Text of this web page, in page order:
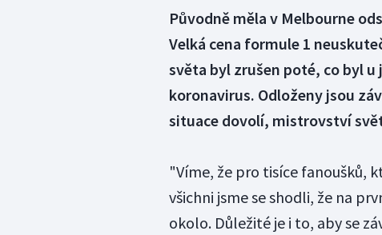
Původně měla v Melbourne
Velká cena formule 1
světa byl zrušen poté, co byl
koronavirus. Odloženy jsou
situace dovolí, mistrovství
"Víme, že pro tisíce fanoušků,
všichni jsme se shodli, že na
okolo. Důležité je i to, aby se